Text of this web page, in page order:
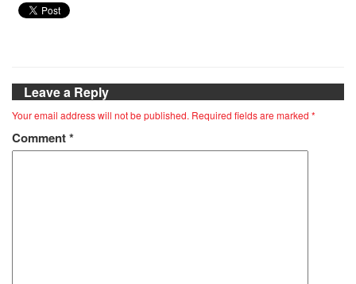
Leave a Reply
Your email address will not be published. Required fields are marked *
Comment*